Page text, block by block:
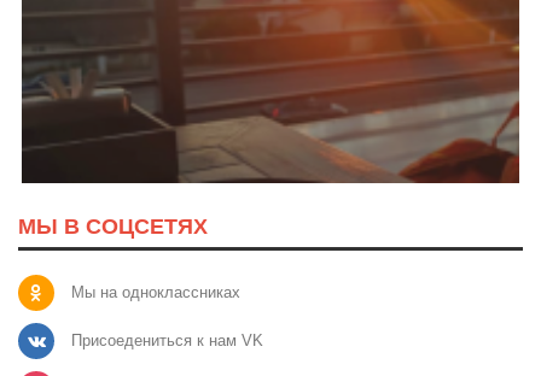
МЫ В СОЦСЕТЯХ
Мы на одноклассниках
Присоедениться к нам VK